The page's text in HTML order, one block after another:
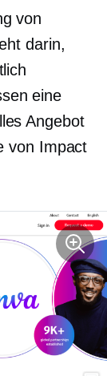
von
darin,
eine
Angebot
von Impact